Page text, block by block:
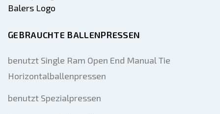
GEBRAUCHTE BALLENPRESSEN
benutzt Single Ram Open End Manual Tie
Horizontalballenpressen
benutzt Spezialpressen